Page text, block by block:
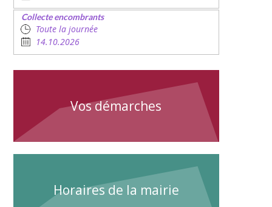
Collecte encombrants
Toute la journée
14.10.2026
Vos démarches
Horaires de la mairie